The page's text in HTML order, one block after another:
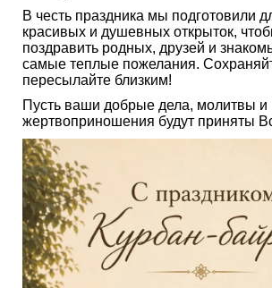
В честь праздника мы подготовили
красивых и душевных открыток,
поздравить родных, друзей и
самые теплые пожелания.
пересылайте близким!
Пусть ваши добрые дела, молитвы и
жертвоприношения будут приняты